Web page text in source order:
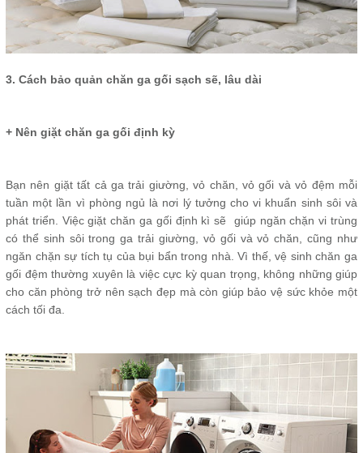
3. Cách bảo quản chăn ga gối sạch sẽ, lâu dài
+ Nên giặt chăn ga gối định kỳ
Bạn nên giặt tất cả ga trải giường, vỏ chăn, vỏ gối và vỏ đệm mỗi
tuần một lần vì phòng ngủ là nơi lý tưởng cho vi khuẩn sinh sôi và
phát triển. Việc giặt chăn ga gối định kì sẽ giúp ngăn chặn vi trùng
có thể sinh sôi trong ga trải giường, vỏ gối và vỏ chăn, cũng như
ngăn chặn sự tích tụ của bụi bẩn trong nhà. Vì thế, vệ sinh chăn ga
gối đệm thường xuyên là việc cực kỳ quan trọng, không những giúp
cho căn phòng trở nên sạch đẹp mà còn giúp bảo vệ sức khỏe một
cách tối đa.